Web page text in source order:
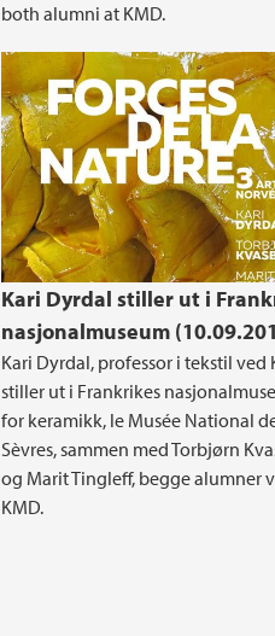
both alumni at KMD.
Kari Dyrdal stiller ut i
nasjonalmuseum
Kari Dyrdal, professor i tekstil ved
stiller ut i Frankrikes
for keramikk, le Musée National
Sèvres, sammen med Torbjørn
og Marit Tingleff, begge alumner
KMD.